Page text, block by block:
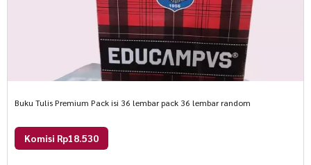
Buku Tulis Premium Pack isi 36 lembar pack 36 lembar random
Komisi Rp18.530